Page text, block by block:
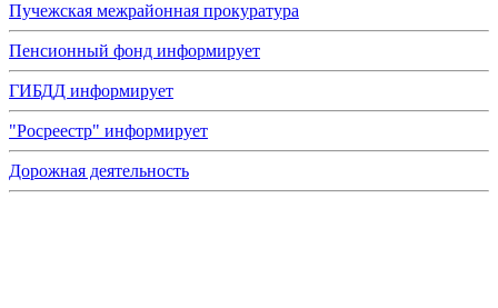
Пучежская межрайонная прокуратура
Пенсионный фонд информирует
ГИБДД информирует
"Росреестр" информирует
Дорожная деятельность